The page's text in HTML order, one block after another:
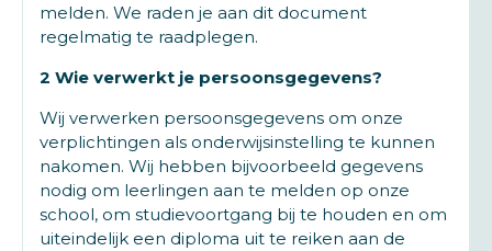
melden. We raden je aan dit document
regelmatig te raadplegen.
2 Wie verwerkt je persoonsgegevens?
Wij verwerken persoonsgegevens om onze
verplichtingen als onderwijsinstelling te kunnen
nakomen. Wij hebben bijvoorbeeld gegevens
nodig om leerlingen aan te melden op onze
school, om studievoortgang bij te houden en om
uiteindelijk een diploma uit te reiken aan de